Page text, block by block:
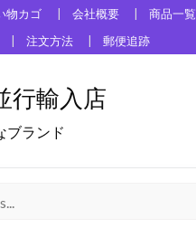
物カゴ 会社概要 商品一覧
注文方法
郵便追跡
行輸入店
ブランド